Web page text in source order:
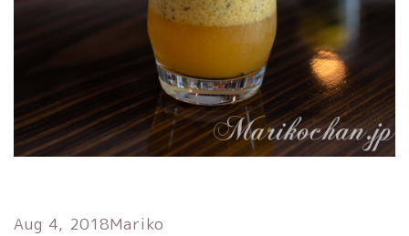
Aug 4, 2018Mariko